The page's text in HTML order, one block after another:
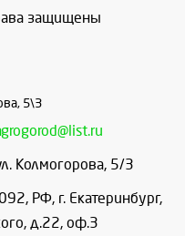
защищены
5\3
Колмогорова, 5/3
РФ, г. Екатеринбург,
д.22, оф.3